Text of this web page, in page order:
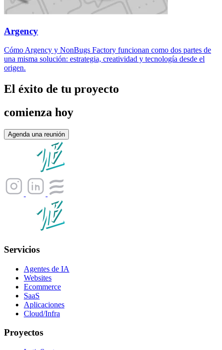
Argency
Cómo Argency y NonBugs Factory funcionan como dos partes de
una misma solución: estrategia, creatividad y tecnología desde el
origen.
El éxito de tu proyecto
comienza hoy
Agenda una reunión
Servicios
Agentes de IA
Websites
Ecommerce
SaaS
Aplicaciones
Cloud/Infra
Proyectos